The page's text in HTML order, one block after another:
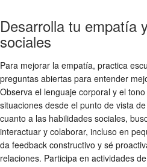
Desarrolla tu empatía
sociales
Para mejorar la empatía, practica
preguntas abiertas para entender
Observa el lenguaje corporal y el
situaciones desde el punto de vista
cuanto a las habilidades sociales,
interactuar y colaborar, incluso en
da feedback constructivo y sé
relaciones. Participa en actividades